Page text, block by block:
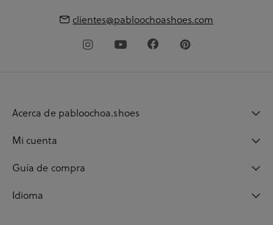
clientes@pabloochoashoes.com
Acerca de pabloochoa.shoes
Mi cuenta
Guía de compra
Idioma